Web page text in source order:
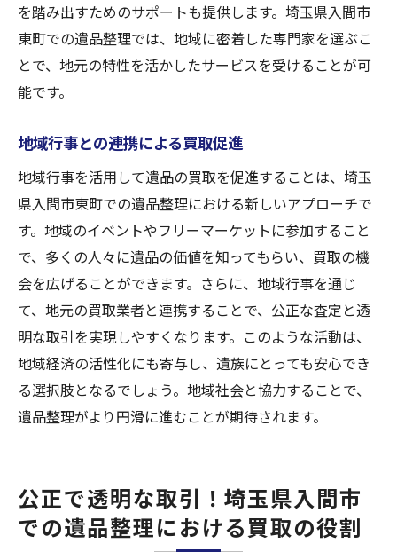
を踏み出すためのサポートも提供します。埼玉県入間市
東町での遺品整理では、地域に密着した専門家を選ぶこ
とで、地元の特性を活かしたサービスを受けることが可
能です。
地域行事との連携による買取促進
地域行事を活用して遺品の買取を促進することは、埼玉
県入間市東町での遺品整理における新しいアプローチで
す。地域のイベントやフリーマーケットに参加すること
で、多くの人々に遺品の価値を知ってもらい、買取の機
会を広げることができます。さらに、地域行事を通じ
て、地元の買取業者と連携することで、公正な査定と透
明な取引を実現しやすくなります。このような活動は、
地域経済の活性化にも寄与し、遺族にとっても安心でき
る選択肢となるでしょう。地域社会と協力することで、
遺品整理がより円滑に進むことが期待されます。
公正で透明な取引！埼玉県入間市
での遺品整理における買取の役割